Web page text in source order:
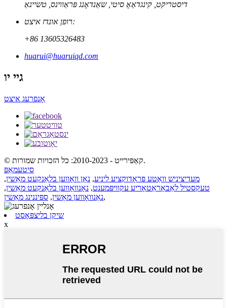
דיסטריקט, קינגדאַאָ סיטי, שאַנדאָנג פּראַווינס, טשיינאַ
רופן אונדז איצט:
+86 13605326483
huarui@huaruiqd.com
גיי יו
אָנפרעג איצט
© קאַפּירייט - 2010-2023: כל הזכויות שמורות.
סיטעמאַפּ
מעדיציניש וואַטע פּראָדוקציע ליניע, נאָן וואָווען בלאַנקעט מאַשין,
טעקסטיל לאַבאָראַטאָריע עקוויפּמענט, נאָנוואָווען בלאַנקעט מאַשין,
נאַנוואָווען מאַשין, ספּיננינג מאַשין ,
שיקן בליצפּאָסט
x